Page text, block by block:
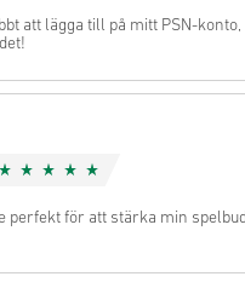
att lägga till på mitt PSN-
perfekt för att stärka min